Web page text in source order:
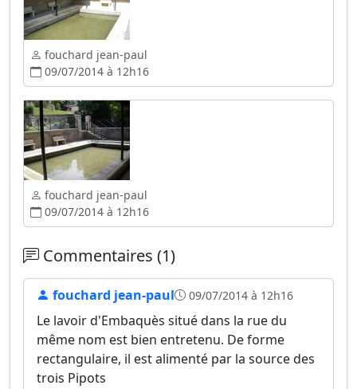
fouchard jean-paul
09/07/2014 à 12h16
fouchard jean-paul
09/07/2014 à 12h16
Commentaires (1)
fouchard jean-paul 09/07/2014 à 12h16
Le lavoir d'Embaquès situé dans la rue du
même nom est bien entretenu. De forme
rectangulaire, il est alimenté par la source des
trois Pipots